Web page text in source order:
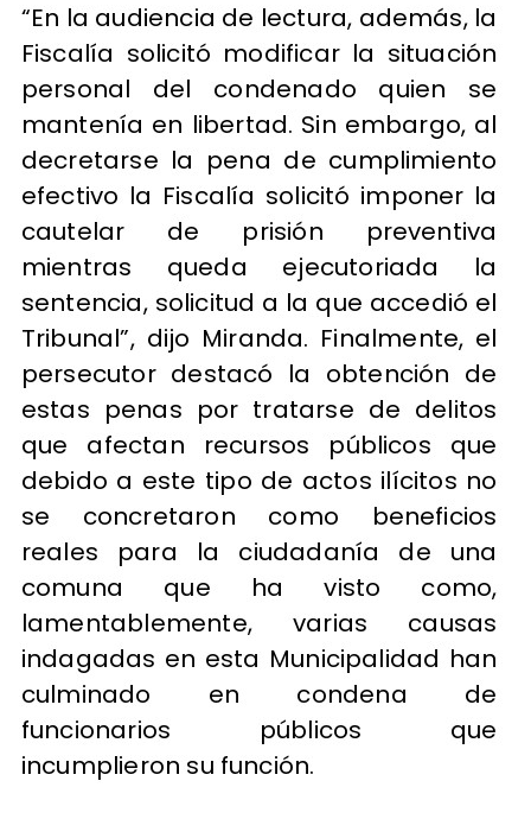
“En la audiencia de lectura, además, la
Fiscalía solicitó modificar la situación
personal del condenado quien se
mantenía en libertad. Sin embargo, al
decretarse la pena de cumplimiento
efectivo la Fiscalía solicitó imponer la
cautelar de prisión preventiva
mientras queda ejecutoriada la
sentencia, solicitud a la que accedió el
Tribunal”, dijo Miranda. Finalmente, el
persecutor destacó la obtención de
estas penas por tratarse de delitos
que afectan recursos públicos que
debido a este tipo de actos ilícitos no
se concretaron como beneficios
reales para la ciudadanía de una
comuna que ha visto como,
lamentablemente, varias causas
indagadas en esta Municipalidad han
culminado en condena de
funcionarios públicos que
incumplieron su función.